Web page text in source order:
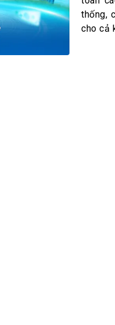
Đấu giá tài sản
Nhà quản trị
thống,
cho cả